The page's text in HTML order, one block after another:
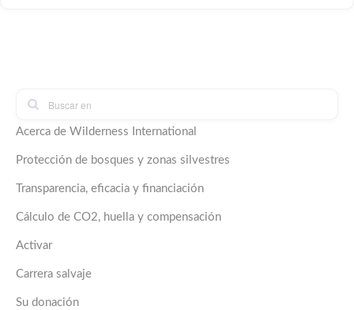
Acerca de Wilderness International
Protección de bosques y zonas silvestres
Transparencia, eficacia y financiación
Cálculo de CO2, huella y compensación
Activar
Carrera salvaje
Su donación